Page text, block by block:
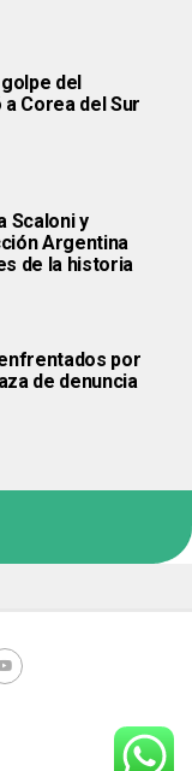
del
a Corea del Sur
Scaloni y
Argentina
de la historia
por
de denuncia